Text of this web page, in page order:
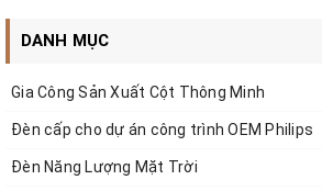
Công ty Cổ phần ZALAA Việt Nam
Trụ Sở:
CUTM 02-11 Dự án làng nghề Dệt
Mobile:0971043999
Tel:
VPGD Hà Nội:Số J03-08 An Phú Shop
DANH MỤC
Gia Công Sản Xuất Cột Thông Minh
Đèn cấp cho dự án công trình OEM Philips
Đèn Năng Lượng Mặt Trời